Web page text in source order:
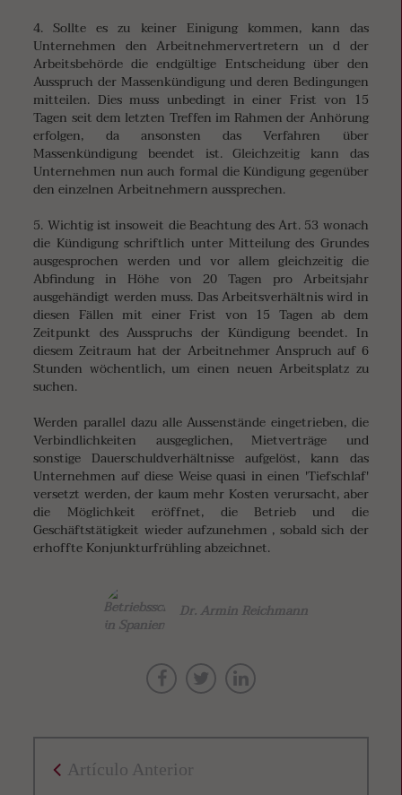
4. Sollte es zu keiner Einigung kommen, kann das
Unternehmen den Arbeitnehmervertretern un d der
Arbeitsbehörde die endgültige Entscheidung über den
Ausspruch der Massenkündigung und deren Bedingungen
mitteilen. Dies muss unbedingt in einer Frist von 15
Tagen seit dem letzten Treffen im Rahmen der Anhörung
erfolgen, da ansonsten das Verfahren über
Massenkündigung beendet ist. Gleichzeitig kann das
Unternehmen nun auch formal die Kündigung gegenüber
den einzelnen Arbeitnehmern aussprechen.
5. Wichtig ist insoweit die Beachtung des Art. 53 wonach
die Kündigung schriftlich unter Mitteilung des Grundes
ausgesprochen werden und vor allem gleichzeitig die
Abfindung in Höhe von 20 Tagen pro Arbeitsjahr
ausgehändigt werden muss. Das Arbeitsverhältnis wird in
diesen Fällen mit einer Frist von 15 Tagen ab dem
Zeitpunkt des Ausspruchs der Kündigung beendet. In
diesem Zeitraum hat der Arbeitnehmer Anspruch auf 6
Stunden wöchentlich, um einen neuen Arbeitsplatz zu
suchen.
Werden parallel dazu alle Aussenstände eingetrieben, die
Verbindlichkeiten ausgeglichen, Mietverträge und
sonstige Dauerschuldverhältnisse aufgelöst, kann das
Unternehmen auf diese Weise quasi in einen 'Tiefschlaf'
versetzt werden, der kaum mehr Kosten verursacht, aber
die Möglichkeit eröffnet, die Betrieb und die
Geschäftstätigkeit wieder aufzunehmen , sobald sich der
erhoffte Konjunkturfrühling abzeichnet.
Dr. Armin Reichmann
Artículo Anterior